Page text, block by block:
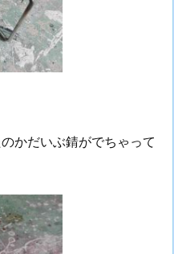
かだいぶ錆がでちゃって